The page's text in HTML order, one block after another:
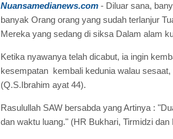
Nuansamedianews.com - Diluar sana,
banyak Orang orang yang sudah terlanjur
Mereka yang sedang di siksa Dalam alam
Ketika nyawanya telah dicabut, ia ingin
kesempatan kembali kedunia walau
(Q.S.Ibrahim ayat 44).
Rasulullah SAW bersabda yang Artinya :
dan waktu luang." (HR Bukhari, Tirmidzi dan